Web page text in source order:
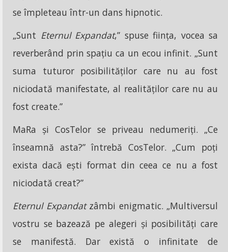
se împleteau într-un dans hipnotic.
„Sunt Eternul Expandat,” spuse ființa, vocea sa
reverberând prin spațiu ca un ecou infinit. „Sunt
suma tuturor posibilităților care nu au fost
niciodată manifestate, al realităților care nu au
fost create.”
MaRa și CosTelor se priveau nedumeriți. „Ce
înseamnă asta?” întrebă CosTelor. „Cum poți
exista dacă ești format din ceea ce nu a fost
niciodată creat?”
Eternul Expandatzâmbi enigmatic. „Multiversul
vostru se bazează pe alegeri și posibilități care
se manifestă. Dar există o infinitate de